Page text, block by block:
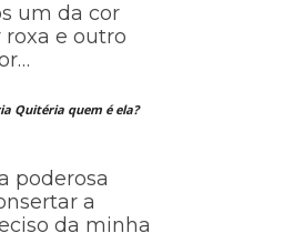
um da cor
e outro
Quitéria quem é ela?
poderosa
a
da minha